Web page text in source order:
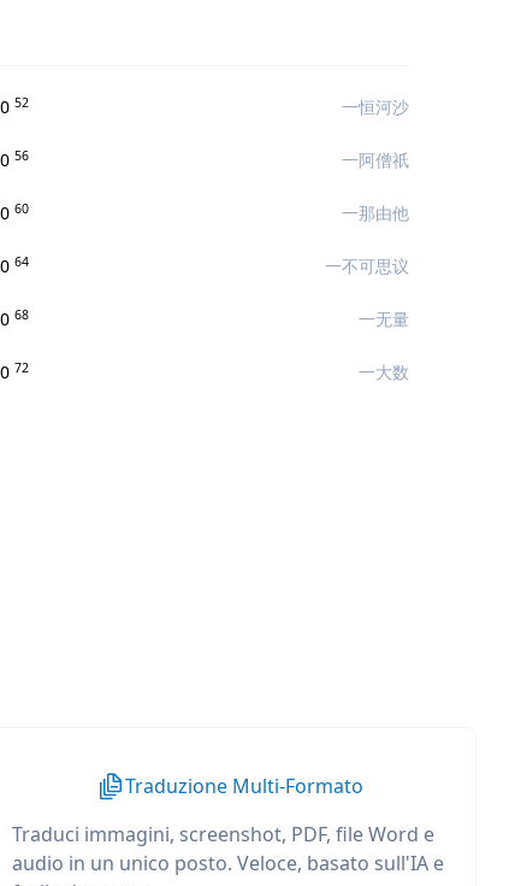
52 一恒河沙
56 一阿僧祇
60 一那由他
64 一不可思议
68 一无量
72 一大数
Traduzione Multi-Formato
Traduci immagini, screenshot, PDF, file Word e
audio in un unico posto. Veloce, basato sull'IA e